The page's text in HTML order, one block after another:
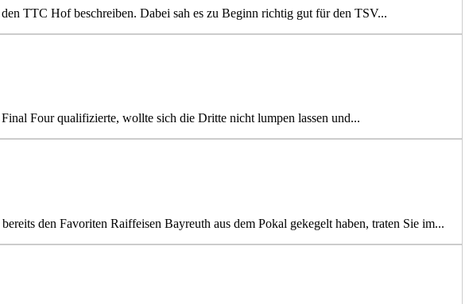
TTC Hof beschreiben. Dabei sah es zu Beginn richtig gut für den TSV...
Four qualifizierte, wollte sich die Dritte nicht lumpen lassen und...
den Favoriten Raiffeisen Bayreuth aus dem Pokal gekegelt haben, traten Sie im...